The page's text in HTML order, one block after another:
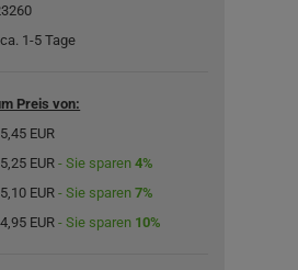
ca. 1-5 Tage
Preis von:
EUR
EUR- Sie sparen4%
EUR- Sie sparen7%
EUR- Sie sparen 10%